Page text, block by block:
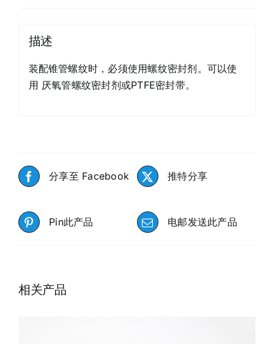
描述
装配锥管螺纹时，必须使用螺纹密封剂。可以使
用 厌氧管螺纹密封剂或PTFE密封带。
分享至 Facebook 推特分享
Pin此产品 电邮发送此产品
相关产品